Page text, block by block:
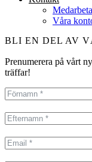
Våra
BLI EN DEL AV
Prenumerera på vårt
träffar!